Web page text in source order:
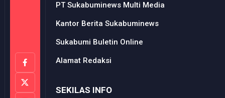
PT Sukabuminews Multi Media
Kantor Berita Sukabuminews
Sukabumi Buletin Online
Alamat Redaksi
SEKILAS INFO